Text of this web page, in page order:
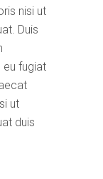
nisi ut
Duis
fugiat
ut
duis